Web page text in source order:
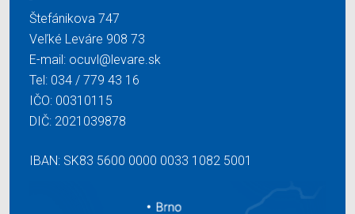
Štefánikova 747
Veľké Leváre 908 73
E-mail: ocuvl@levare.sk
Tel: 034 / 779 43 16
IČO: 00310115
DIČ: 2021039878
IBAN: SK83 5600 0000 0033 1082 5001